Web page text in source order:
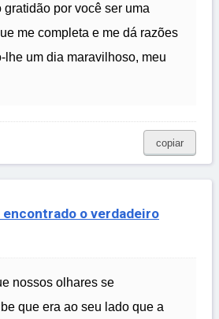
gratidão por você ser uma
me completa e me dá razões
lhe um dia maravilhoso, meu
copiar
o verdadeiro
nossos olhares se
que era ao seu lado que a